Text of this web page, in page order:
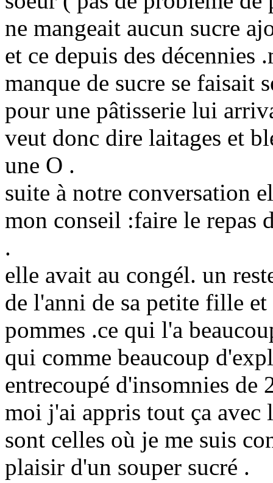
ne mangeait aucun sucre
et ce depuis des décennies
manque de sucre se faisait
pour une pâtisserie lui
veut donc dire laitages et
une O .
suite à notre conversation
mon conseil :faire le repas
.
elle avait au congél. un
de l'anni de sa petite fille
pommes .ce qui l'a
qui comme beaucoup
entrecoupé d'insomnies de
moi j'ai appris tout ça avec
sont celles où je me suis
plaisir d'un souper sucré .